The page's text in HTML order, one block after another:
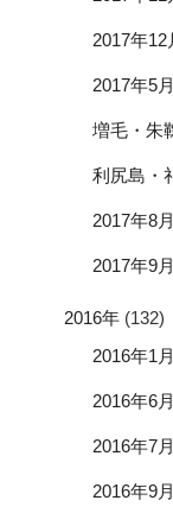
2017年12
2017年5
増毛・朱
利尻島・
2017年8
2017年9
2016年 (132)
2016年1
2016年6
2016年7
2016年9